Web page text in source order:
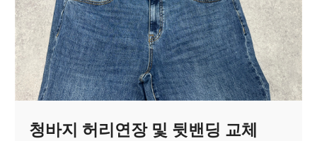
청바지 허리연장 및 뒷밴딩 교체